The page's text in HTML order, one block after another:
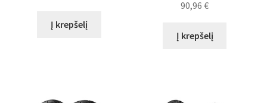
Į krepšelį
90,96€
Į krepšelį